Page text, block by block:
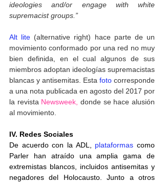
ideologies and/or engage with white
supremacist groups.”
Alt lite (alternative right) hace parte de un
movimiento conformado por una red no muy
bien definida, en el cual algunos de sus
miembros adoptan ideologías supremacistas
blancas y antisemitas. Esta foto corresponde
a una nota publicada en agosto del 2017 por
la revista Newsweek, donde se hace alusión
al movimiento.
IV. Redes Sociales
De acuerdo con la ADL, plataformas como
Parler han atraído una amplia gama de
extremistas blancos, incluidos antisemitas y
negadores del Holocausto. Junto a otros